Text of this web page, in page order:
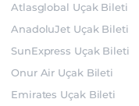
Atlasglobal Uçak Bileti
AnadoluJet Uçak Bileti
SunExpress Uçak Bileti
Onur Air Uçak Bileti
Emirates Uçak Bileti